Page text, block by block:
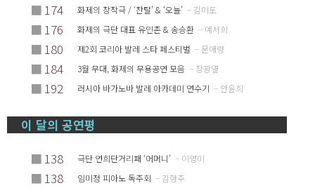
■ 174 화제의 창작극 / ‘찬탈’ & ‘오늘’ – 김미도
■ 176 화제의 극단 대표 유인촌 & 송승환 – 예서희
■ 180 제2회 코리아 발레 스타 페스티벌 – 문애령
■ 184 3월 무대, 화제의 무용공연 모음 – 장광열
■ 192 러시아 바가노바 발레 아카데미 연수기 – 안윤희
이 달의 공연평
■ 138 극단 연희단거리패 ‘어머니’ – 이영미
■ 138 임미정 피아노 독주회 – 김형주